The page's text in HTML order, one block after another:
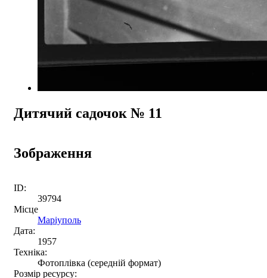
Дитячий садочок № 11
Зображення
ID:
39794
Місце
Маріуполь
Дата:
1957
Техніка:
Фотоплівка (середній формат)
Розмір ресурсу: